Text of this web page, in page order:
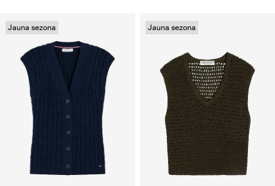
Jauna sezona Jauna sezona